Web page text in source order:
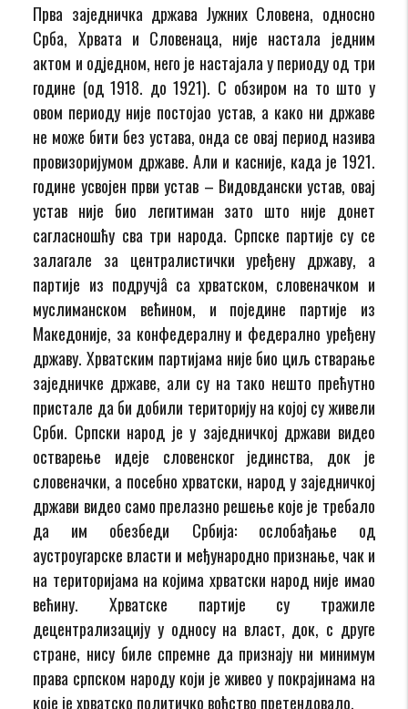
Прва заједничка држава Јужних Словена, односно
Срба, Хрвата и Словенаца, није настала једним
актом и одједном, него је настајала у периоду од три
године (од 1918. до 1921). С обзиром на то што у
овом периоду није постојао устав, а како ни државе
не може бити без устава, онда се овај период назива
провизоријумом државе. Али и касније, када је 1921.
године усвојен први устав – Видовдански устав, овај
устав није био легитиман зато што није донет
сагласношћу сва три народа. Српске партије су се
залагале за централистички уређену државу, а
партије из подручјâ са хрватском, словеначком и
муслиманском већином, и поједине партије из
Македоније, за конфедералну и федерално уређену
државу. Хрватским партијама није био циљ стварање
заједничке државе, али су на тако нешто прећутно
пристале да би добили територију на којој су живели
Срби. Српски народ је у заједничкој држави видео
остварење идеје словенског јединства, док је
словеначки, а посебно хрватски, народ у заједничкој
држави видео само прелазно решење које је требало
да им обезбеди Србија: ослобађање од
аустроугарске власти и међународно признање, чак и
на територијама на којима хрватски народ није имао
већину. Хрватске партије су тражиле
децентрализацију у односу на власт, док, с друге
стране, нису биле спремне да признају ни минимум
права српском народу који је живео у покрајинама на
које је хрватско политичко вођство претендовало.